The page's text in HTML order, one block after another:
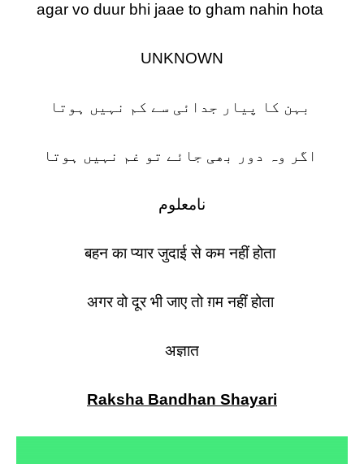
agar vo duur bhi jaae to gham nahin hota
UNKNOWN
نامعلوم
बहन का प्यार जुदाई से कम नहीं होता
अगर वो दूर भी जाए तो ग़म नहीं होता
अज्ञात
Raksha Bandhan Shayari